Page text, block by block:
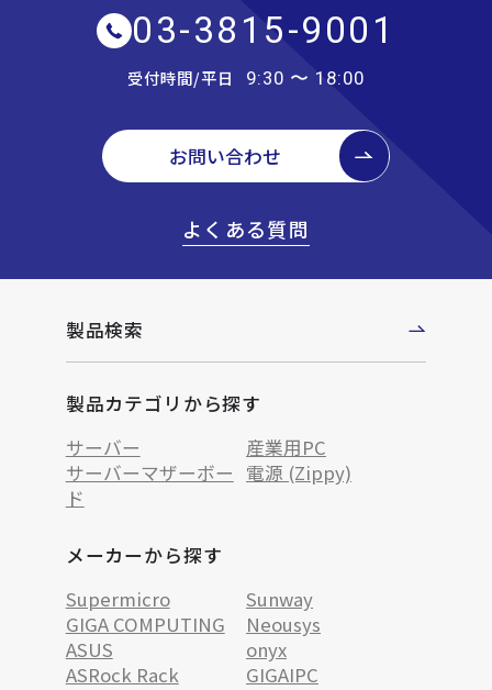
03-3815-9001
受付時間/平日 9:30 〜 18:00
お問い合わせ
よくある質問
製品検索
製品カテゴリから探す
サーバー
産業用PC
サーバーマザーボー
ド
電源 (Zippy)
メーカーから探す
Supermicro
Sunway
GIGA COMPUTING
Neousys
ASUS
onyx
ASRock Rack
GIGAIPC